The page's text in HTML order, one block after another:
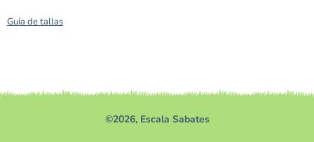
Guía de tallas
©2026, Escala Sabates